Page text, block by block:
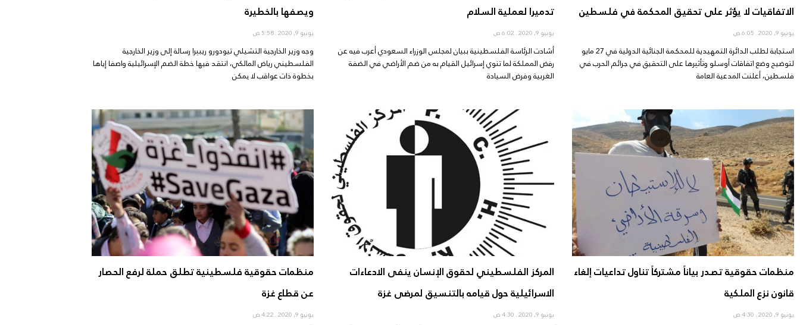
الاتفاقيات لا يؤثر على تحقيق المحكمة في فلسطين
يونيو 9, 2020
استجابة لطلب الدائرة التمهيدية للمحكمة الجنائية الدولية في 27 مايو
لتوضيح وضع اتفاقات أوسلو وتأثيرها على التحقيق في جرائم الحرب في
فلسطين، أعلنت المدعية العامة
تدميرا لعملية السلام
يونيو 9, 2020
أشادت الرئاسة الفلسطينية ببيان لمجلس الوزراء السعودي أعرب فيه عن
رفض المملكة لما تنوي إسرائيل القيام به من ضم الأراضي في الضفة
الغربية وفرض السيادة
ويصفها بالخطيرة
يونيو 9, 2020
وجه وزير الخارجية التشيلي تيودورو ريبيرا رسالة إلى وزير الخارجية
الفلسطيني رياض المالكي، انتقد فيها خطة الضم الإسرائيلية واصفا إياها
بخطوة ذات عواقب لا يمكن
منظمات حقوقية تصدر بياناً مشتركاً تناول تداعيات إلغاء
قانون نزع الملكية
يونيو 9, 2020
المركز الفلسطيني لحقوق الإنسان ينفى الادعاءات
الاسرائيلية حول قيامه بالتنسيق لمرضى غزة
يونيو 9, 2020
منظمات حقوقية فلسطينية تطلق حملة لرفع الحصار
عن قطاع غزة
يونيو 9, 2020